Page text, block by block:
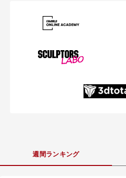
週間ランキング